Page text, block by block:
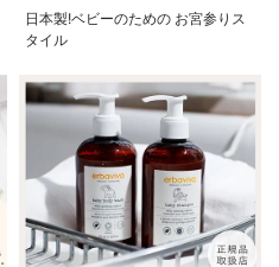
日本製!ベビーのための お宮参りス
タイル